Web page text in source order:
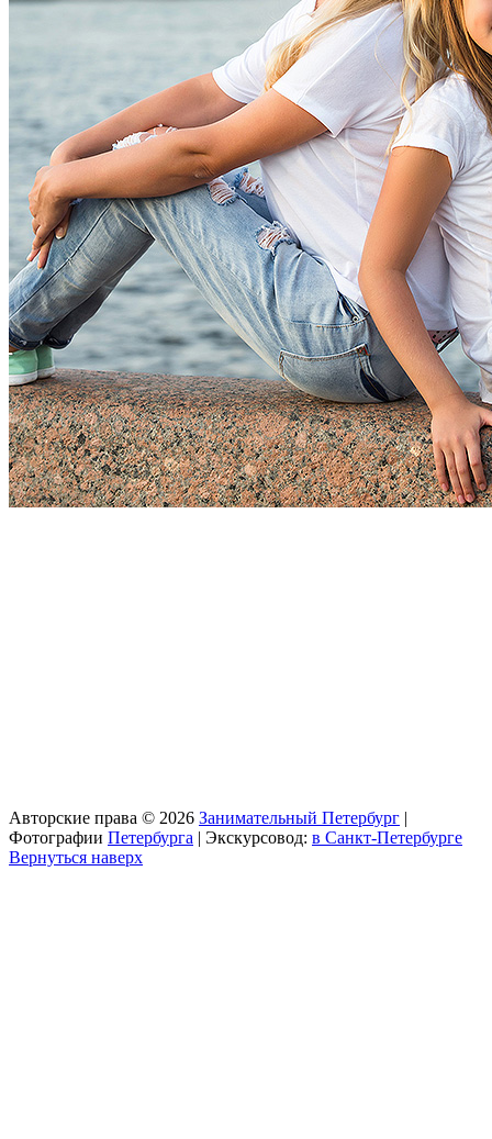
Авторские права © 2026 Занимательный Петербург |
Фотографии Петербурга | Экскурсовод: в Санкт-Петербурге
Вернуться наверх